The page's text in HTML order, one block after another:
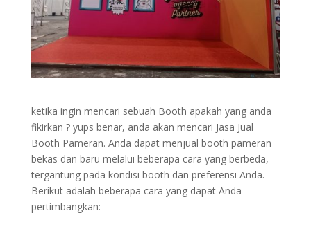
ketika ingin mencari sebuah Booth apakah yang anda
fikirkan ? yups benar, anda akan mencari Jasa Jual
Booth Pameran. Anda dapat menjual booth pameran
bekas dan baru melalui beberapa cara yang berbeda,
tergantung pada kondisi booth dan preferensi Anda.
Berikut adalah beberapa cara yang dapat Anda
pertimbangkan: